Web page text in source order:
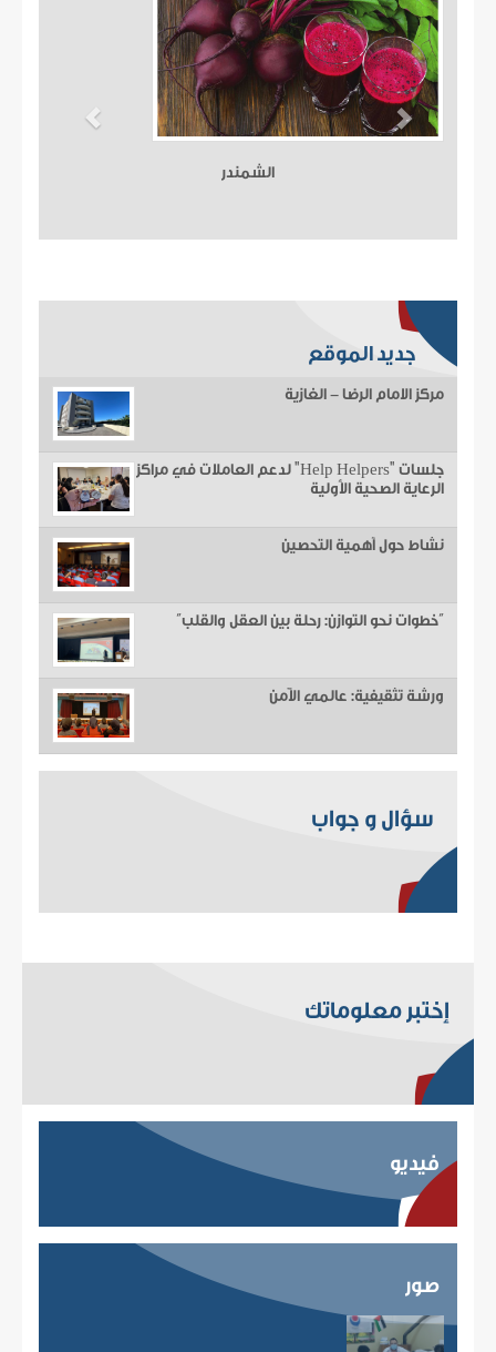
الشمندر
جديد الموقع
مركز الامام الرضا - الغازية
جلسات "Help Helpers" لدعم العاملات في مراكز
الرعاية الصحية الأولية
نشاط حول أهمية التحصين
“خطوات نحو التوازن: رحلة بين العقل والقلب”
ورشة تثقيفية: عالمي الآمن
سؤال و جواب
إختبر معلوماتك
فيديو
صور